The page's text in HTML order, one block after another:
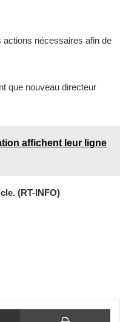
nécessaires afin de
que nouveau directeur
affichent leur ligne
(RT-INFO)
Partager par email Imprimer